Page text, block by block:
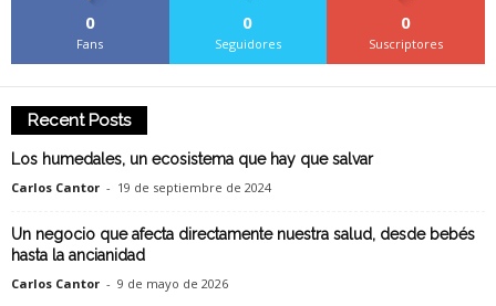
0
Fans
0
Seguidores
0
Suscriptores
Recent Posts
Los humedales, un ecosistema que hay que salvar
Carlos Cantor - 19 de septiembre de 2024
Un negocio que afecta directamente nuestra salud, desde bebés
hasta la ancianidad
Carlos Cantor - 9 de mayo de 2026